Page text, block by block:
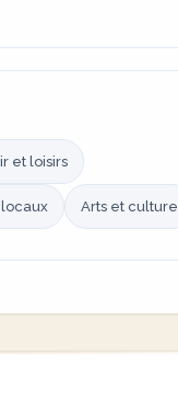
et loisirs
Arts et culture